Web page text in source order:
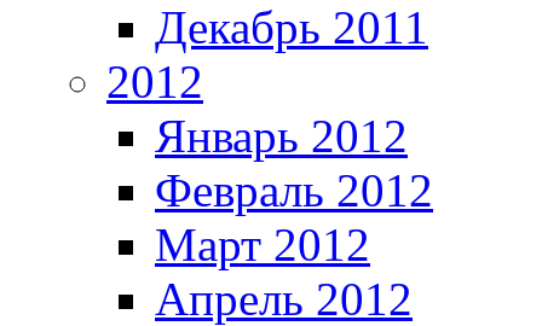
Декабрь 2011
2012
Январь 2012
Февраль 2012
Март 2012
Апрель 2012